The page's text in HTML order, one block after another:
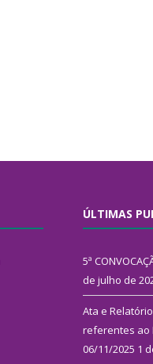
ÚLTIMAS
5ª
de julho de
Ata e
referentes ao
06/11/2025 1